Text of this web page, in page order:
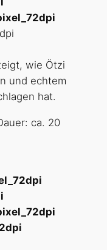
wie Ötzi
und echtem
hat.
ca. 20